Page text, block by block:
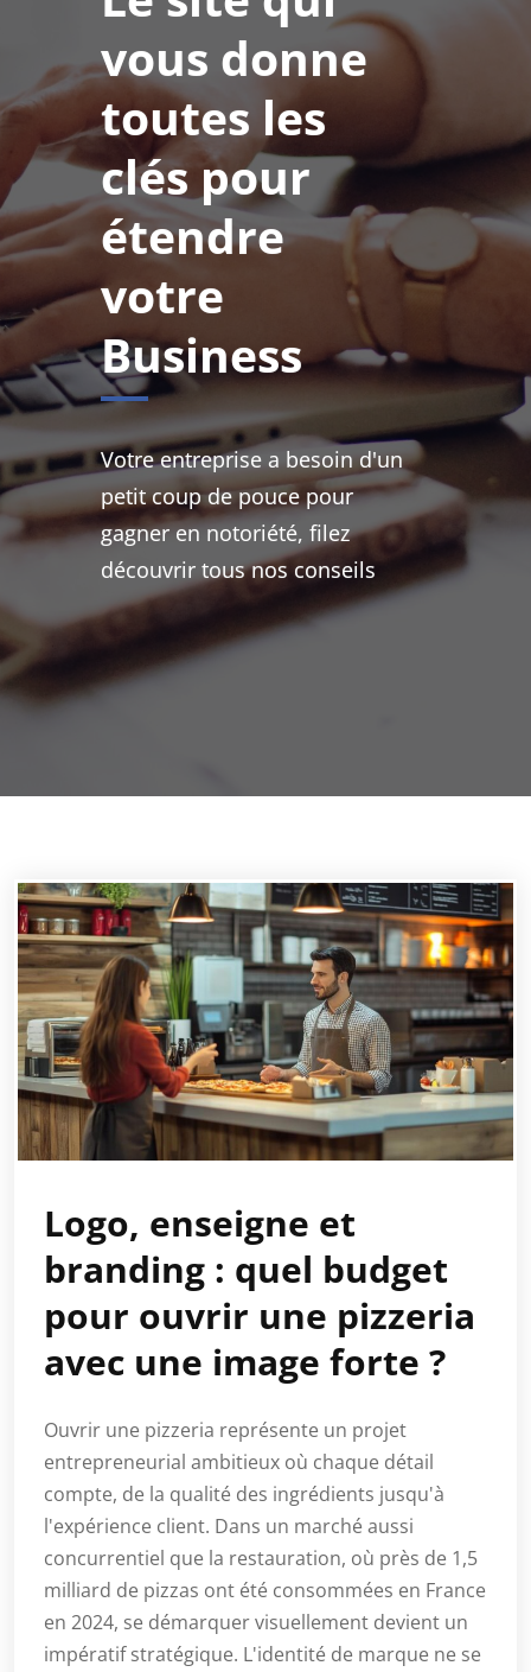
vous donne
toutes les
clés pour
étendre
votre
Business
Votre entreprise a besoin d'un
petit coup de pouce pour
gagner en notoriété, filez
découvrir tous nos conseils
Logo, enseigne et
branding : quel budget
pour ouvrir une pizzeria
avec une image forte ?
Ouvrir une pizzeria représente un projet
entrepreneurial ambitieux où chaque détail
compte, de la qualité des ingrédients jusqu'à
l'expérience client. Dans un marché aussi
concurrentiel que la restauration, où près de 1,5
milliard de pizzas ont été consommées en France
en 2024, se démarquer visuellement devient un
impératif stratégique. L'identité de marque ne se